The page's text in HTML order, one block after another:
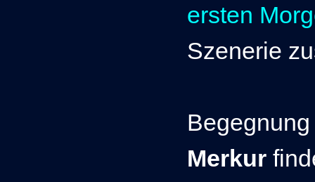
ersten
Szenerie
Merkur